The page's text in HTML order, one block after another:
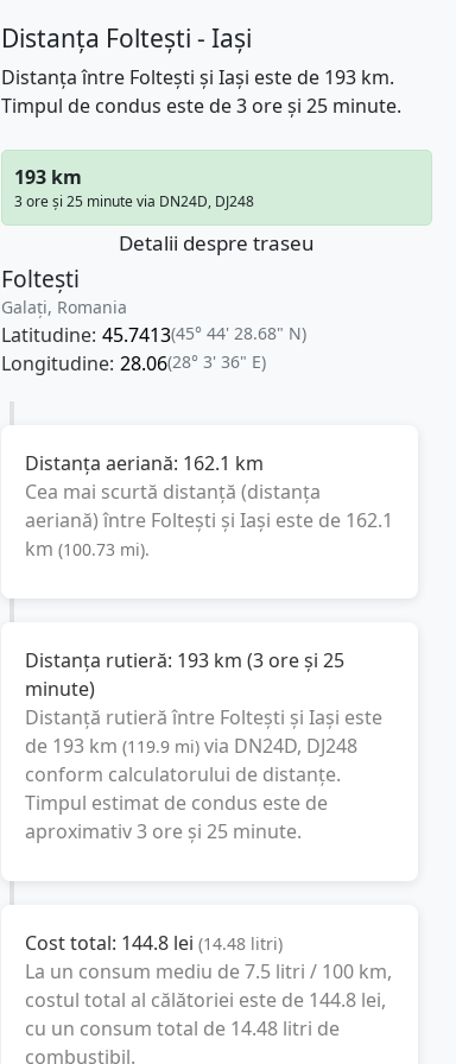
Distanța Foltești - Iași
Distanța între Foltești și Iași este de 193 km.
Timpul de condus este de 3 ore și 25 minute.
193 km
3 ore și 25 minute via DN24D, DJ248
Detalii despre traseu
Foltești
Galați, Romania
Latitudine: 45.7413(45° 44' 28.68" N)
Longitudine: 28.06(28° 3' 36" E)
Distanța aeriană: 162.1 km
Cea mai scurtă distanță (distanța
aeriană) între Foltești și Iași este de 162.1
km (100.73 mi).
Distanța rutieră: 193 km (3 ore și 25
minute)
Distanță rutieră între Foltești și Iași este
de 193 km (119.9 mi) via DN24D, DJ248
conform calculatorului de distanțe.
Timpul estimat de condus este de
aproximativ3 ore și 25 minute.
Cost total: 144.8 lei (14.48 litri)
La un consum mediu de7.5 litri / 100 km,
costul total al călătoriei este de 144.8 lei,
cu un consum total de 14.48 litri de
combustibil.